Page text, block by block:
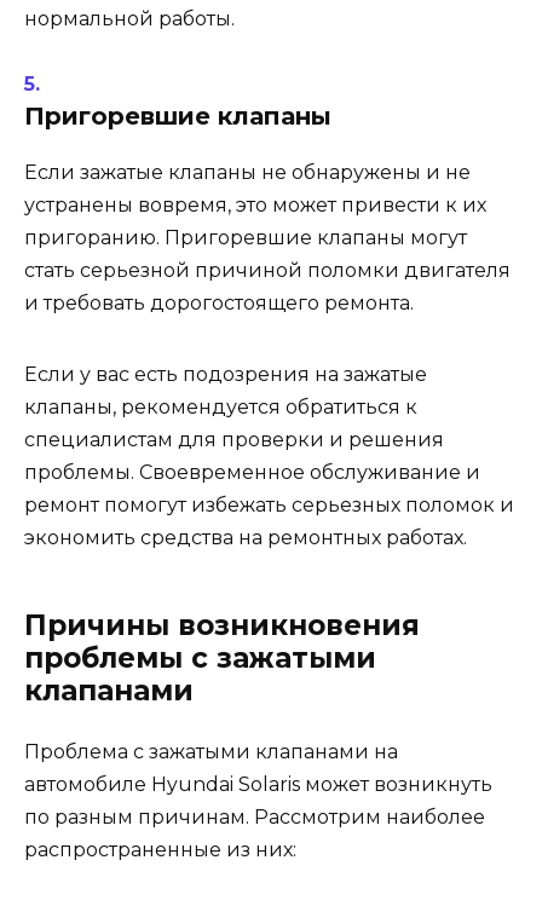
нормальной работы.
Пригоревшие клапаны
Если зажатые клапаны не обнаружены и не
устранены вовремя, это может привести к их
пригоранию. Пригоревшие клапаны могут
стать серьезной причиной поломки двигателя
и требовать дорогостоящего ремонта.
Если у вас есть подозрения на зажатые
клапаны, рекомендуется обратиться к
специалистам для проверки и решения
проблемы. Своевременное обслуживание и
ремонт помогут избежать серьезных поломок и
экономить средства на ремонтных работах.
Причины возникновения
проблемы с зажатыми
клапанами
Проблема с зажатыми клапанами на
автомобиле Hyundai Solaris может возникнуть
по разным причинам. Рассмотрим наиболее
распространенные из них: